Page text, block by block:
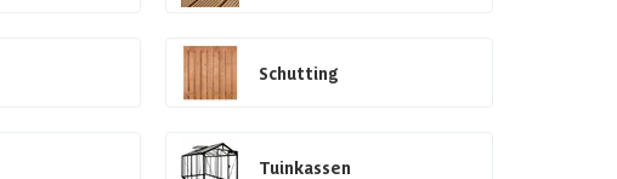
Schutting
Tuinkassen